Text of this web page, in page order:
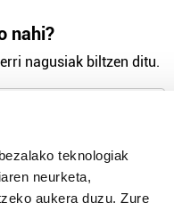
teknologiak
neurketa,
aukera duzu. Zure
nahi?
nagusiak biltzen ditu.
Harpidetu